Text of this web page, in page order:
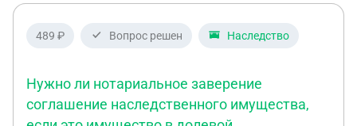
брать у соседей согласие на продажу части дома
и кто должен оплатить судебные издержки и
помощь юриста(если его нанять кстати сколько
продавать эту часть как квартиру или как часть
дома?
489 ₽ Вопрос решен Наследство
Нужно ли нотариальное заверение
соглашение наследственного имущества,